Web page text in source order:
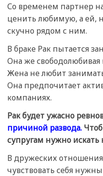
Со временем партнер
ценить любимую, а ей,
скучно рядом с ним.
В браке Рак пытается
Она же свободолюбивая
Жена не любит
Она предпочитает
компаниях.
Рак будет ужасно
причиной развода.
супругам нужно
В дружеских
чувствовать себя